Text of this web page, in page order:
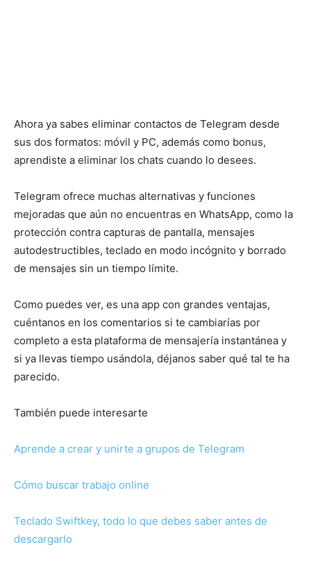
Ahora ya sabes eliminar contactos de Telegram desde
sus dos formatos: móvil y PC, además como bonus,
aprendiste a eliminar los chats cuando lo desees.
Telegram ofrece muchas alternativas y funciones
mejoradas que aún no encuentras en WhatsApp, como la
protección contra capturas de pantalla, mensajes
autodestructibles, teclado en modo incógnito y borrado
de mensajes sin un tiempo límite.
Como puedes ver, es una app con grandes ventajas,
cuéntanos en los comentarios si te cambiarías por
completo a esta plataforma de mensajería instantánea y
si ya llevas tiempo usándola, déjanos saber qué tal te ha
parecido.
También puede interesarte
Aprende a crear y unirte a grupos de Telegram
Cómo buscar trabajo online
Teclado Swiftkey, todo lo que debes saber antes de
descargarlo